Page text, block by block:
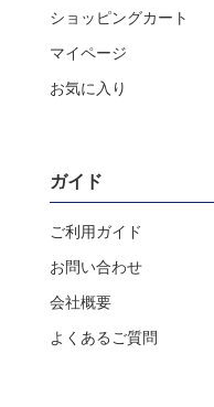
ショッピングカート
マイページ
お気に入り
ガイド
ご利用ガイド
お問い合わせ
会社概要
よくあるご質問